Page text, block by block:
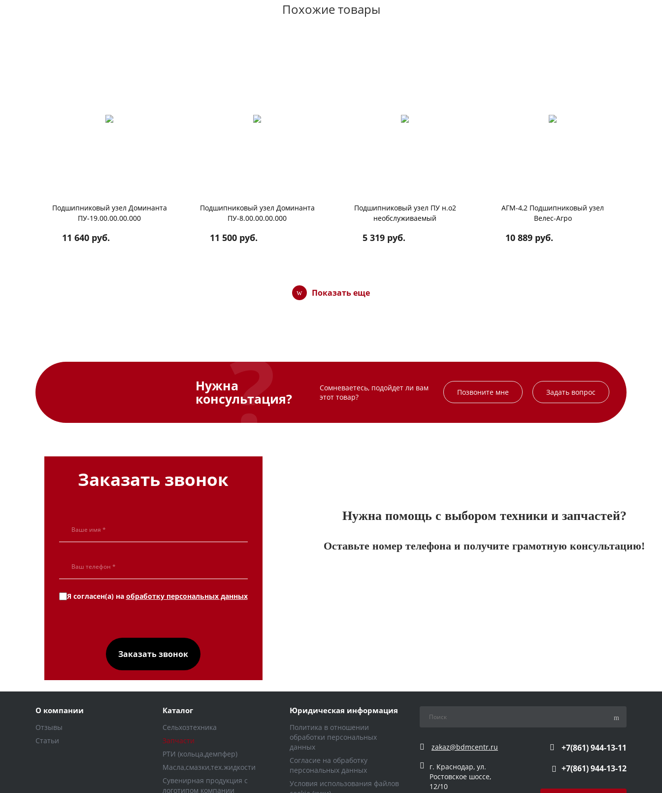
Похожие товары
Подшипниковый узел Доминанта
ПУ-19.00.00.00.000
11 640 руб.
Подшипниковый узел Доминанта
ПУ-8.00.00.00.000
11 500 руб.
Подшипниковый узел ПУ н.о2
необслуживаемый
5 319 руб.
АГМ-4,2 Подшипниковый узел
Велес-Агро
10 889 руб.
Показать еще
Нужна
консультация?
Сомневаетесь, подойдет ли вам
этот товар?
Позвоните мне Задать вопрос
Заказать звонок
Я согласен(а) на обработку персональных данных
Нужна помощь с выбором техники и запчастей?
Оставьте номер телефона и получите грамотную консультацию!
О компании
Отзывы
Статьи
Каталог
Сельхозтехника
Запчасти
РТИ (кольца,демпфер)
Масла,смазки,тех.жидкости
Сувенирная продукция с
логотипом компании
Юридическая информация
Политика в отношении
обработки персональных
данных
Согласие на обработку
персональных данных
Условия использования файлов
zakaz@bdmcentr.ru
г. Краснодар, ул.
Ростовское шоссе,
12/10
+7(861) 944-13-11
+7(861) 944-13-12